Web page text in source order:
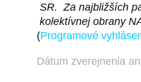
SR. Za najbližších
kolektívnej obrany
(Programové
Dátum zverejnenia